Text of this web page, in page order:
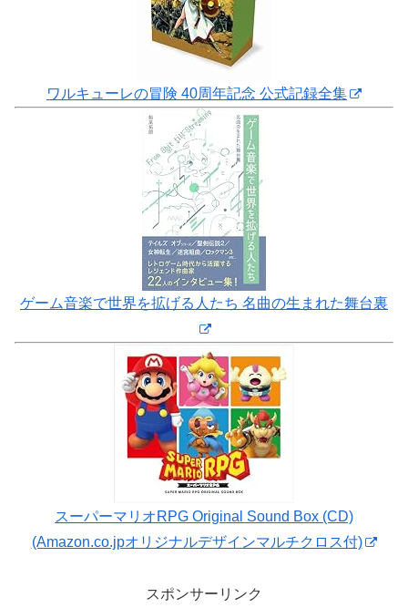
ワルキューレの冒険 40周年記念 公式記録全集
ゲーム音楽で世界を拡げる人たち 名曲の生まれた舞台裏
スーパーマリオRPG Original Sound Box (CD)
(Amazon.co.jpオリジナルデザインマルチクロス付)
スポンサーリンク